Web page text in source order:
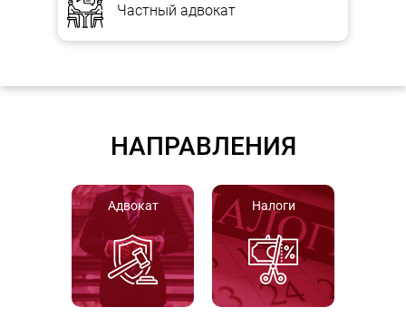
Частный адвокат
НАПРАВЛЕНИЯ
Адвокат Налоги